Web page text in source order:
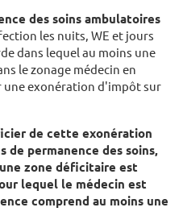
des soins ambulatoires
les nuits, WE et jours
dans lequel au moins une
le zonage médecin en
une exonération d'impôt sur
de cette exonération
de permanence des soins,
zone déficitaire est
lequel le médecin est
comprend au moins une